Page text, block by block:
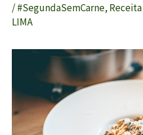
/#SegundaSemCarne, Receita
LIMA